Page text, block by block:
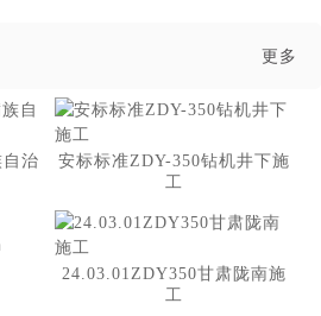
更多
治
安标标准ZDY-350钻机井下施
工
24.03.01ZDY350甘肃陇南施
工